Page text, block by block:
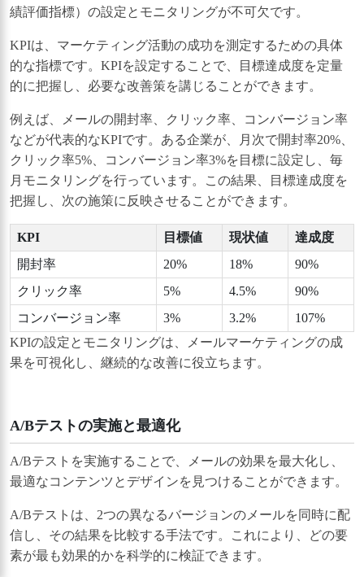
績評価指標）の設定とモニタリングが不可欠です。
KPIは、マーケティング活動の成功を測定するための具体
的な指標です。KPIを設定することで、目標達成度を定量
的に把握し、必要な改善策を講じることができます。
例えば、メールの開封率、クリック率、コンバージョン率
などが代表的なKPIです。ある企業が、月次で開封率20%、
クリック率5%、コンバージョン率3%を目標に設定し、毎
月モニタリングを行っています。この結果、目標達成度を
把握し、次の施策に反映させることができます。
KPI 目標値 現状値
達成度
開封率
20% 18%
90%
クリック率
5% 4.5%
90%
コンバージョン率
3% 3.2%
107%
KPIの設定とモニタリングは、メールマーケティングの成
果を可視化し、継続的な改善に役立ちます。
A/Bテストの実施と最適化
A/Bテストを実施することで、メールの効果を最大化し、
最適なコンテンツとデザインを見つけることができます。
A/Bテストは、2つの異なるバージョンのメールを同時に配
信し、その結果を比較する手法です。これにより、どの要
素が最も効果的かを科学的に検証できます。